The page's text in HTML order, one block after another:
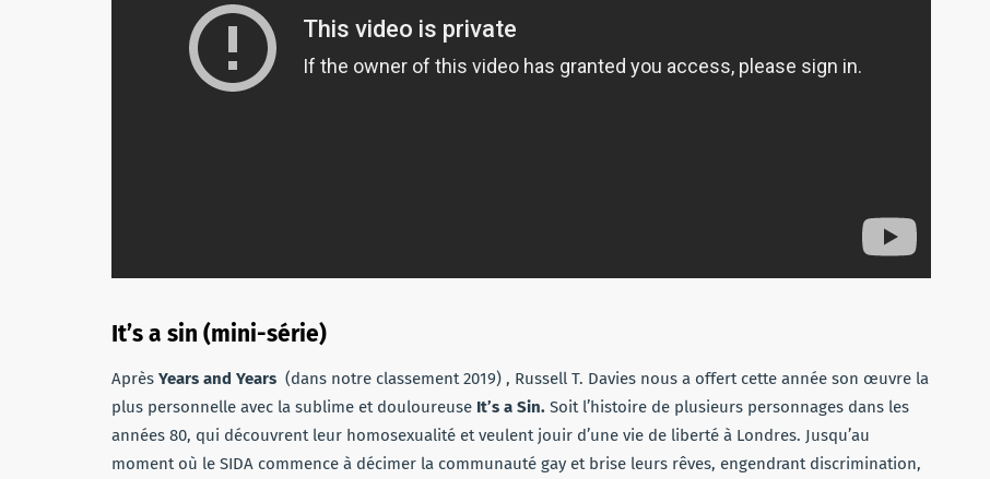
It’s a sin (mini-série)
Après Years and Years (dans notre classement 2019) , Russell T. Davies nous a offert cette année son œuvre la
plus personnelle avec la sublime et douloureuse It’s a Sin. Soit l’histoire de plusieurs personnages dans les
années 80, qui découvrent leur homosexualité et veulent jouir d’une vie de liberté à Londres. Jusqu’au
moment où le SIDA commence à décimer la communauté gay et brise leurs rêves, engendrant discrimination,